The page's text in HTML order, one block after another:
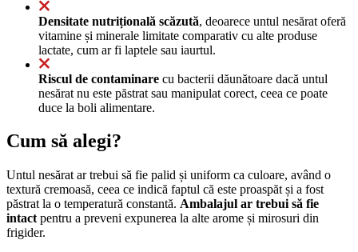
Densitate nutrițională scăzută, deoarece untul nesărat oferă
vitamine și minerale limitate comparativ cu alte produse
lactate, cum ar fi laptele sau iaurtul.
Riscul de contaminare cu bacterii dăunătoare dacă untul
nesărat nu este păstrat sau manipulat corect, ceea ce poate
duce la boli alimentare.
Cum să alegi?
Untul nesărat ar trebui să fie palid și uniform ca culoare, având o
textură cremoasă, ceea ce indică faptul că este proaspăt și a fost
păstrat la o temperatură constantă. Ambalajul ar trebui să fie
intact pentru a preveni expunerea la alte arome și mirosuri din
frigider.